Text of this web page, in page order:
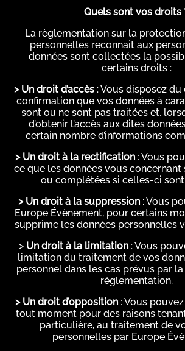
Quels sont vos droits
La règlementation sur la
personnelles reconnait aux
données sont collectées la
certains droits :
> Un droit d’accès : Vous disposez
confirmation que vos données à
sont ou ne sont pas traitées et,
d’obtenir l’accès aux dites
certain nombre d’informations
> Un droit à la rectification : Vous
ce que les données vous
ou complétées si celles-ci
> Un droit à la suppression: Vous
Europe Évènement, pour certains
supprime les données personnelles
> Un droit à la limitation: Vous
limitation du traitement de vos
personnel dans les cas prévus par
réglementation.
> Un droit d’opposition : Vous
tout moment pour des raisons
particulière, au traitement de
personnelles par Europe